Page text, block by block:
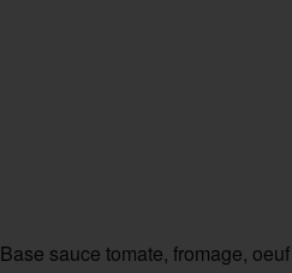
Base sauce tomate, fromage, oeuf